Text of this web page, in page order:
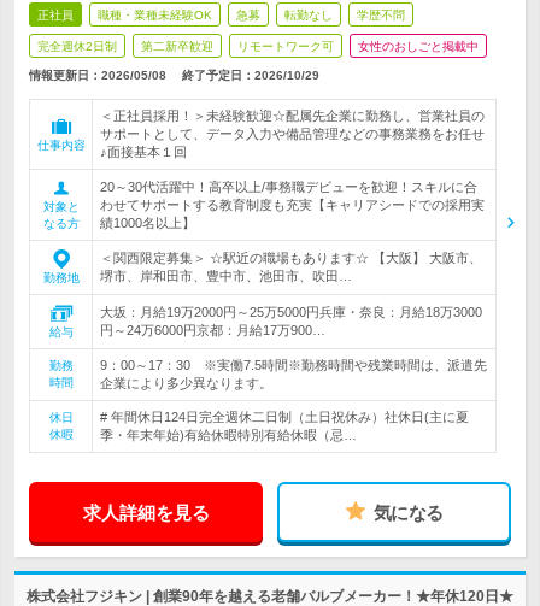
正社員 職種・業種未経験OK 急募 転勤なし 学歴不問
完全週休2日制 第二新卒歓迎 リモートワーク可 女性のおしごと掲載中
情報更新日：2026/05/08 終了予定日： 2026/10/29
仕事内容
＜正社員採用！＞未経験歓迎☆配属先企業に勤務し、営業社員の
サポートとして、データ入力や備品管理などの事務業務をお任せ
♪面接基本１回
対象と
なる方
20～30代活躍中！高卒以上/事務職デビューを歓迎！スキルに合
わせてサポートする教育制度も充実【キャリアシードでの採用実
績1000名以上】
勤務地
＜関西限定募集＞ ☆駅近の職場もあります☆ 【大阪】 大阪市、
堺市、岸和田市、豊中市、池田市、吹田…
給与
大坂：月給19万2000円～25万5000円兵庫・奈良：月給18万3000
円～24万6000円京都：月給17万900…
勤務
時間
9：00～17：30 ※実働7.5時間※勤務時間や残業時間は、派遣先
企業により多少異なります。
休日
休暇
# 年間休日124日完全週休二日制（土日祝休み）社休日(主に夏
季・年末年始)有給休暇特別有給休暇（忌…
求人詳細を見る 気になる
株式会社フジキン | 創業90年を越える老舗バルブメーカー！★年休120日★